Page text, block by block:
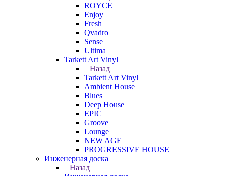
ROYCE
Enjoy
Fresh
Qvadro
Sense
Ultima
Tarkett Art Vinyl
Назад
Tarkett Art Vinyl
Ambient House
Blues
Deep House
EPIC
Groove
Lounge
NEW AGE
PROGRESSIVE HOUSE
Инженерная доска
Назад